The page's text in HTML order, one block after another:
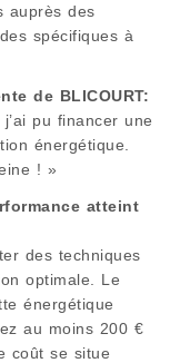
auprès des
spécifiques à
de BLICOURT:
pu financer une
énergétique.
! »
atteint
des techniques
optimale. Le
énergétique
au moins 200 €
coût se situe